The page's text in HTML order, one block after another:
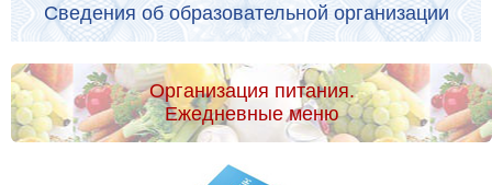
Сведения об образовательной организации
Организация питания.
Ежедневные меню